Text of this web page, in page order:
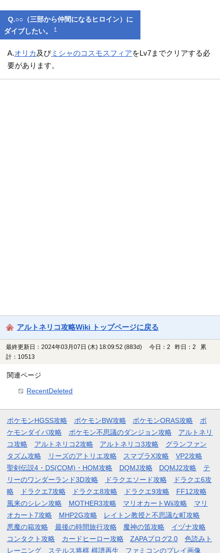
Q.○○（三部から仲間になるヒロイン）に
ダイブしたい。†
A.オリカ及びミシャのコスモスフィアをLv7までクリアする必
要があります。
アルトネリコ攻略Wiki トップページに戻る
最終更新日：2024年03月07日 (木) 18:09:52 (883d)
今日：2 昨日：2 累
計：10513
関連ページ
RecentDeleted
ポケモンHGSS攻略 ポケモンBW攻略 ポケモンORAS攻略
ポ
ケモンダイパ攻略
ポケモン不思議のダンジョン攻略
アルトネリ
コ攻略
アルトネリコ2攻略 アルトネリコ3攻略
グランファン
タズム攻略
リーズのアトリエ攻略 スマブラX攻略
VP2攻略
聖剣伝説4・DS(COM)・HOM攻略
DQMJ攻略 DQMJ2攻略
テ
リーのワンダーランド3D攻略
ドラクエソード攻略
ドラクエ6攻
略
ドラクエ7攻略 ドラクエ8攻略 ドラクエ9攻略
FF12攻略
風来のシレン攻略
MOTHER3攻略 マリオカートWii攻略
マリ
オカート7攻略
MHP2G攻略
レイトン教授と不思議な町攻略
悪魔の箱攻略
最後の時間旅行攻略 魔神の笛攻略
イヅナ攻略
コンタクト攻略
カードヒーロー攻略 ZAPAブログ2.0
色読みト
レーニング
ステルス将棋 棋譜再生 ファミコンのプレイ画像